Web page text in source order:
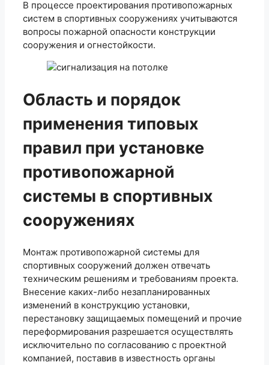
В процессе проектирования противопожарных
систем в спортивных сооружениях учитываются
вопросы пожарной опасности конструкции
сооружения и огнестойкости.
Область и порядок
применения типовых
правил при установке
противопожарной
системы в спортивных
сооружениях
Монтаж противопожарной системы для
спортивных сооружений должен отвечать
техническим решениям и требованиям проекта.
Внесение каких-либо незапланированных
изменений в конструкцию установки,
перестановку защищаемых помещений и прочие
переформирования разрешается осуществлять
исключительно по согласованию с проектной
компанией, поставив в известность органы